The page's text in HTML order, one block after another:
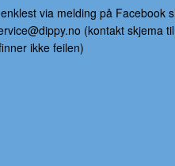
via melding på Facebook
(kontakt skjema
ikke feilen)